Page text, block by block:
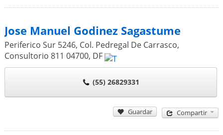
Jose Manuel Godinez Sagastume
Periferico Sur 5246, Col. Pedregal De Carrasco,
Consultorio 811 04700, DF
(55) 26829331
Guardar Compartir